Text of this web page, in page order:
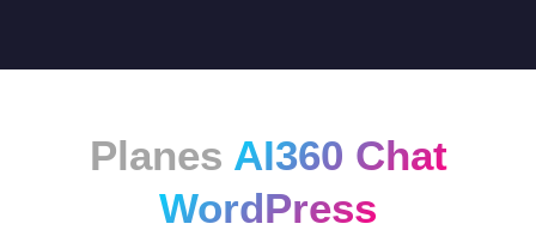
Planes AI360 Chat
WordPress